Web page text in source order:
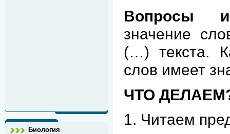
Биология
Вопросы
значение
(…) текста.
слов имеет
ЧТО
1. Читаем